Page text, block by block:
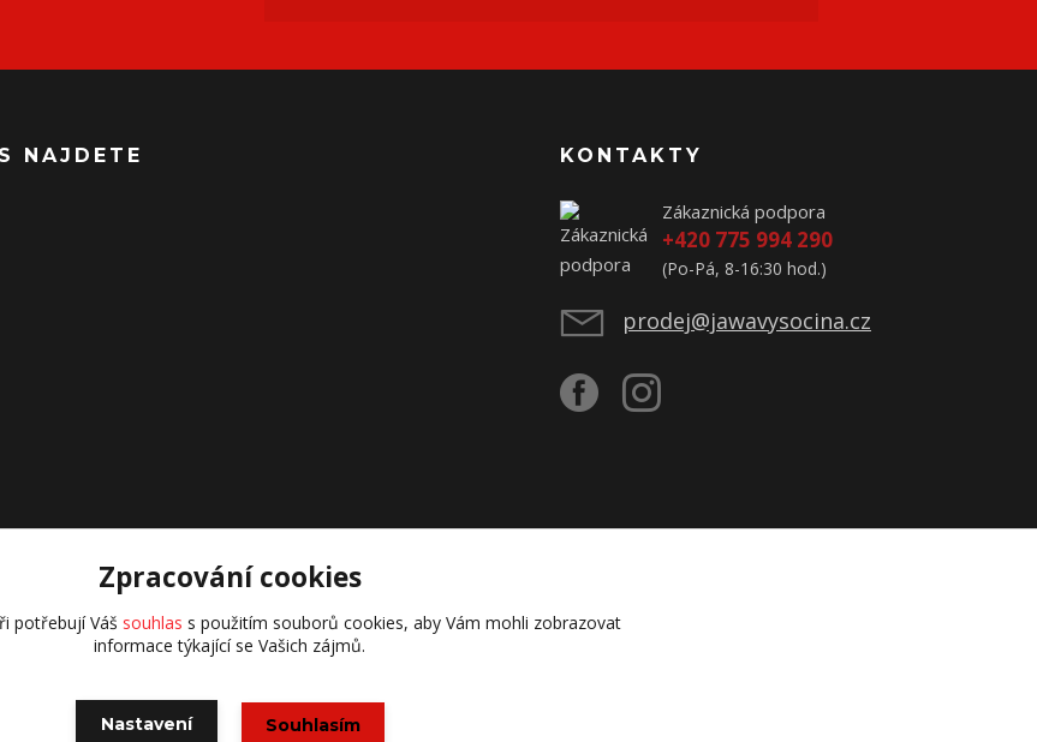
NAJDETE KONTAKTY
Zákaznická podpora
+420 775 994 290
(Po-Pá, 8-16:30 hod.)
prodej@jawavysocina.cz
všechna práva vyhrazena
Vytvořeno na
Eshop-rychle.cz
Zpracování cookies
potřebují Váš souhlas s použitím souborů cookies, aby Vám mohli zobrazovat
informace týkající se Vašich zájmů.
Nastavení Souhlasím